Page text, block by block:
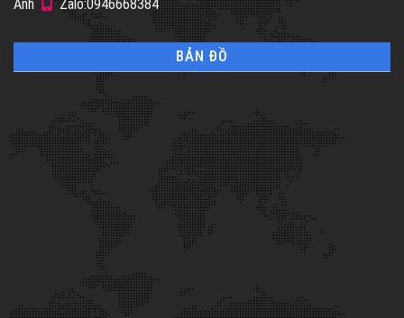
Anh
Zalo:0946668384
BẢN ĐỒ